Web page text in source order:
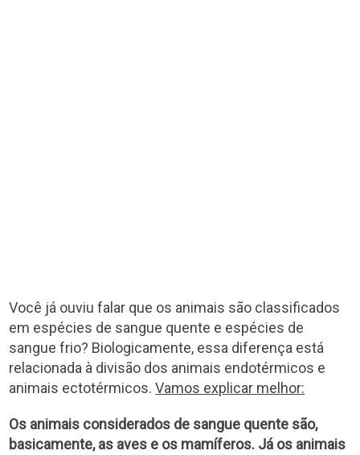
Você já ouviu falar que os animais são classificados
em espécies de sangue quente e espécies de
sangue frio? Biologicamente, essa diferença está
relacionada à divisão dos animais endotérmicos e
animais ectotérmicos.Vamos explicar melhor:
Os animais considerados de sangue quente são,
basicamente, as aves e os mamíferos. Já os animais